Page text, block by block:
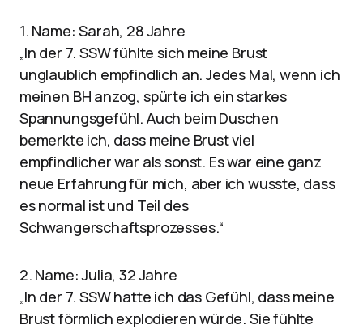
1. Name: Sarah, 28 Jahre
„In der 7. SSW fühlte sich meine Brust
unglaublich empfindlich an. Jedes Mal, wenn ich
meinen BH anzog, spürte ich ein starkes
Spannungsgefühl. Auch beim Duschen
bemerkte ich, dass meine Brust viel
empfindlicher war als sonst. Es war eine ganz
neue Erfahrung für mich, aber ich wusste, dass
es normal ist und Teil des
Schwangerschaftsprozesses.“
2. Name: Julia, 32 Jahre
„In der 7. SSW hatte ich das Gefühl, dass meine
Brust förmlich explodieren würde. Sie fühlte